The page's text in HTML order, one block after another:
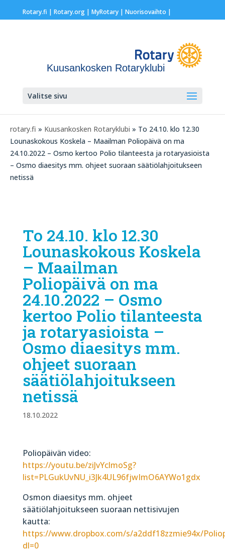
Rotary.fi | Rotary.org| MyRotary | Nuorisovaihto |
Kuusankosken Rotaryklubi
Valitse sivu
rotary.fi » Kuusankosken Rotaryklubi » To 24.10. klo 12.30
Lounaskokous Koskela – Maailman Poliopäivä on ma
24.10.2022 – Osmo kertoo Polio tilanteesta ja rotaryasioista
– Osmo diaesitys mm. ohjeet suoraan säätiölahjoitukseen
netissä
To 24.10. klo 12.30
Lounaskokous Koskela
– Maailman
Poliopäivä on ma
24.10.2022 – Osmo
kertoo Polio tilanteesta
ja rotaryasioista –
Osmo diaesitys mm.
ohjeet suoraan
säätiölahjoitukseen
netissä
18.10.2022
Poliopäivän video:
https://youtu.be/ziJvYclmoSg?
list=PLGukUvNU_i3Jk4UL96fjwImO6AYWo1gdx
Osmon diaesitys mm. ohjeet
säätiölahjoitukseen suoraan nettisivujen
kautta:
https://www.dropbox.com/s/a2ddf18zzmie94x/
dl=0